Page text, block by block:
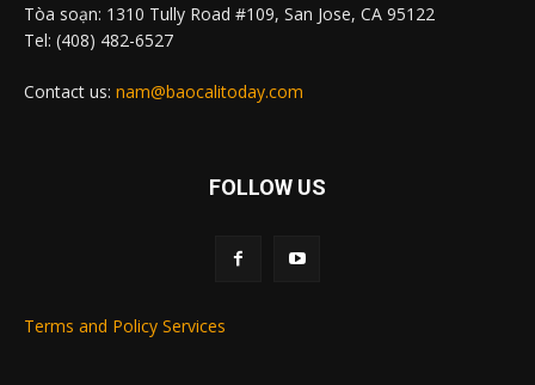
Tòa soạn: 1310 Tully Road #109, San Jose, CA 95122
Tel: (408) 482-6527
Contact us: nam@baocalitoday.com
FOLLOW US
Terms and Policy Services